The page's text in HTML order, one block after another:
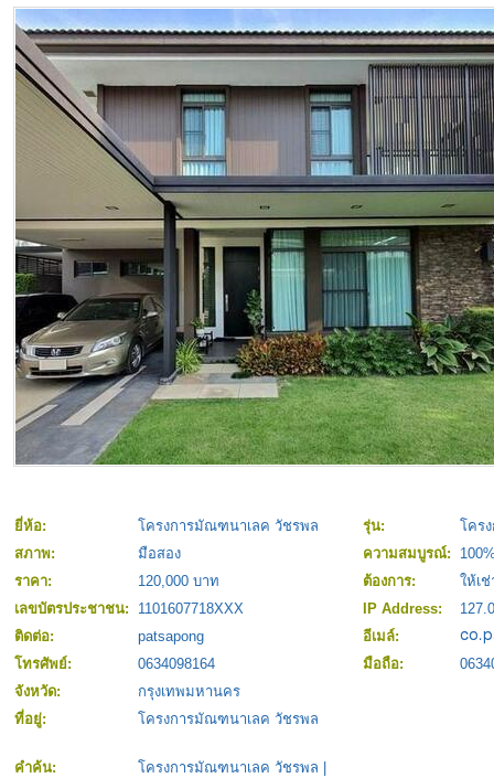
ยี่ห้อ: โครงการมัณฑนาเลค วัชรพล รุ่น:
โคร
สภาพ:
มือสอง ความสมบูรณ์:
ราคา:
120,000 บาท ต้องการ:
ให้เช่
เลขบัตรประชาชน:
1101607718XXX IP Address:
ติดต่อ:
patsapong
อีเมล์:
โทรศัพย์:
0634098164 มือถือ:
จังหวัด:
กรุงเทพมหานคร
ที่อยู่:
โครงการมัณฑนาเลค วัชรพล
คำค้น: โครงการมัณฑนาเลค วัชรพล